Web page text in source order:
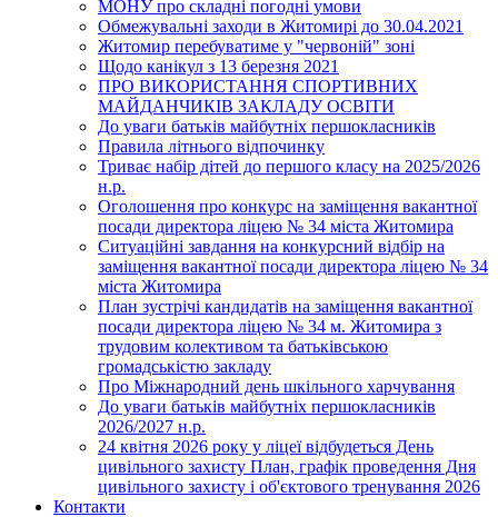
МОНУ про складні погодні умови
Обмежувальні заходи в Житомирі до 30.04.2021
Житомир перебуватиме у "червоній" зоні
Щодо канікул з 13 березня 2021
ПРО ВИКОРИСТАННЯ СПОРТИВНИХ
МАЙДАНЧИКІВ ЗАКЛАДУ ОСВІТИ
До уваги батьків майбутніх першокласників
Правила літнього відпочинку
Триває набір дітей до першого класу на 2025/2026
н.р.
Оголошення про конкурс на заміщення вакантної
посади директора ліцею № 34 міста Житомира
Ситуаційні завдання на конкурсний відбір на
заміщення вакантної посади директора ліцею № 34
міста Житомира
План зустрічі кандидатів на заміщення вакантної
посади директора ліцею № 34 м. Житомира з
трудовим колективом та батьківською
громадськістю закладу
Про Міжнародний день шкільного харчування
До уваги батьків майбутніх першокласників
2026/2027 н.р.
24 квітня 2026 року у ліцеї відбудеться День
цивільного захисту План, графік проведення Дня
цивільного захисту і об'єктового тренування 2026
Контакти